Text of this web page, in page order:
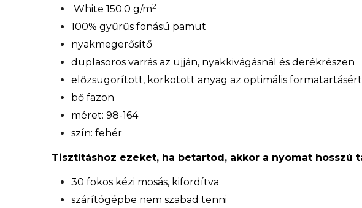
White 150.0 g/m2
100% gyűrűs fonású pamut
nyakmegerősítő
duplasoros varrás az ujján, nyakkivágásnál és derékrészen
előzsugorított, körkötött anyag az optimális formatartásért
bő fazon
méret: 98-164
szín: fehér
Tisztításhoz ezeket, ha betartod, akkor a nyomat hosszú
30 fokos kézi mosás, kifordítva
szárítógépbe nem szabad tenni